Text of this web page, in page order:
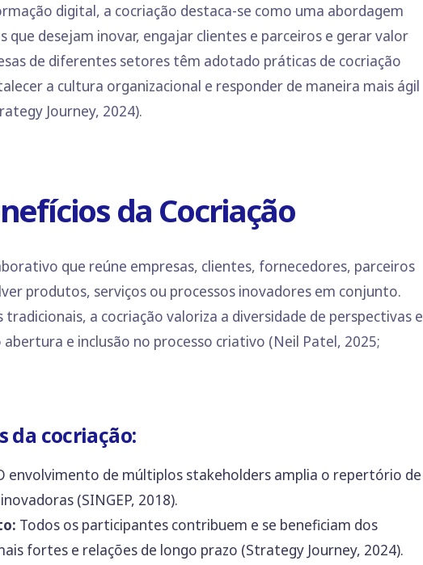
digital, a cocriação destaca-se como uma abordagem
que desejam inovar, engajar clientes e parceiros e gerar valor
de diferentes setores têm adotado práticas de cocriação
a cultura organizacional e responder de maneira mais ágil
Journey, 2024).
da Cocriação
que reúne empresas, clientes, fornecedores, parceiros
produtos, serviços ou processos inovadores em conjunto.
a cocriação valoriza a diversidade de perspectivas e
e inclusão no processo criativo (Neil Patel, 2025;
da cocriação:
envolvimento de múltiplos stakeholders amplia o repertório de
(SINGEP, 2018).
Todos os participantes contribuem e se beneficiam dos
fortes e relações de longo prazo (Strategy Journey, 2024).